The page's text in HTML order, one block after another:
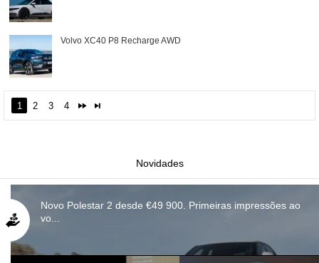
Volvo XC40 P8 Recharge AWD
1 2 3 4
Novidades
Novo Polestar 2 desde €49 900. Primeiras impressões ao
vo...